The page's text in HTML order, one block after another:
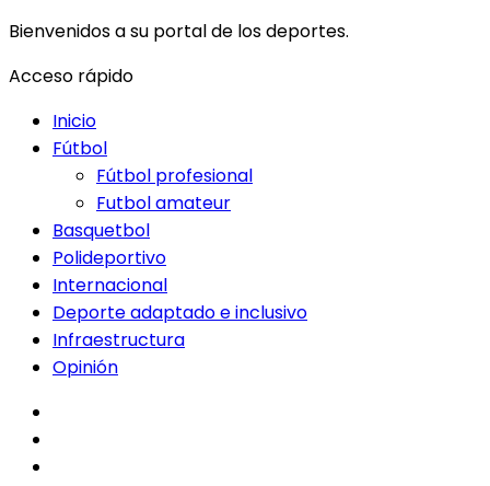
Bienvenidos a su portal de los deportes.
Acceso rápido
Inicio
Fútbol
Fútbol profesional
Futbol amateur
Basquetbol
Polideportivo
Internacional
Deporte adaptado e inclusivo
Infraestructura
Opinión